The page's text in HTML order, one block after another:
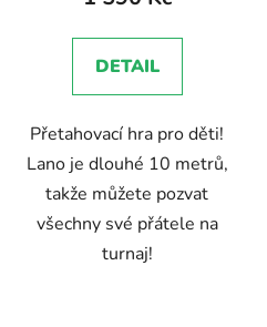
DETAIL
Přetahovací hra pro děti!
Lano je dlouhé 10 metrů,
takže můžete pozvat
všechny své přátele na
turnaj!